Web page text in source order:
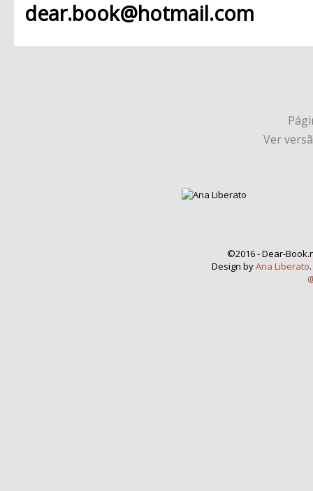
dear.book@hotmail.com
Ver
©2016 - Dear-
Design byAna Liberato